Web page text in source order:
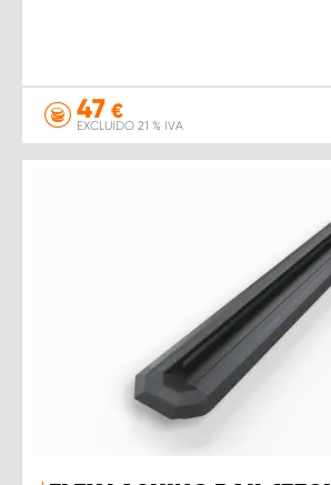
47 €
EXCLUIDO 21 % IVA